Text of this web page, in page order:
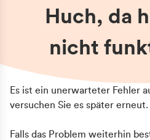
Huch, da
nicht
Es ist ein unerwarteter Fehler
versuchen Sie es später erneut.
Falls das Problem weiterhin